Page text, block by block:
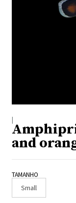
|
and
TAMANHO
Small